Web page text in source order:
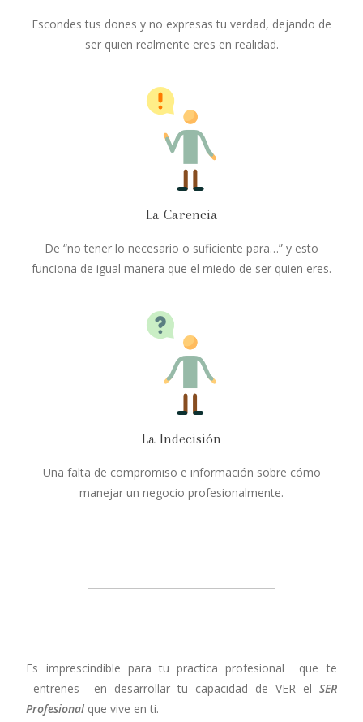
Escondes tus dones y no expresas tu verdad, dejando de
ser quien realmente eres en realidad.
La Carencia
De “no tener lo necesario o suficiente para…” y esto
funciona de igual manera que el miedo de ser quien eres.
La Indecisión
Una falta de compromiso e información sobre cómo
manejar un negocio profesionalmente.
Es imprescindible para tu practica profesional que te
entrenes en desarrollar tu capacidad de VER el SER
Profesional que vive en ti.